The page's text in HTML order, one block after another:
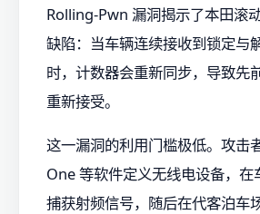
Rolling-Pwn 漏洞揭示了本田滚
缺陷：当车辆连续接收到锁定与
时，计数器会重新同步，导致先
重新接受。
这一漏洞的利用门槛极低。攻击
One 等软件定义无线电设备，在
捕获射频信号，随后在代客泊车